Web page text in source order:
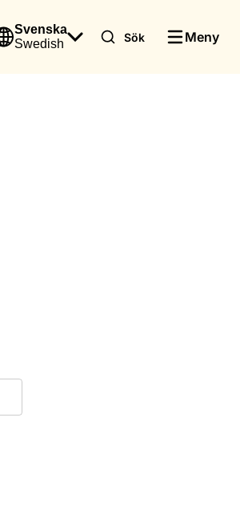
Svenska
Swedish
Sök Meny